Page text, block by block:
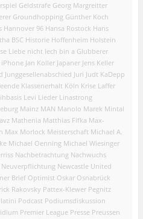
Geldstrafe Georg Margreitter
Groundhopping Günther Koch
Hannover 96 Hansa Rostock Hans
BSC Historie Hoffenheim Holstein
Liebe nicht Iech bin a Glubberer
iPhone Jan Koller Japaner Jens Keller
Junggesellenabschied Juri Judt KaDepp
Klassenerhalt Köln Krise Laffer
Levi Lieder Linastrong
Mainz MAN Manolo Marek Mintal
Mathenia Matthias Fifka Max-
Max Morlock Meisterschaft Michael A.
Michael Oenning Michael Wiesinger
Nachbetrachtung Nachwuchs
Neuverpflichtung Newcastle United
Brief Optimist Oskar Osnabrück
Rakovsky Pattex-Klewer Pegnitz
Podcast Podiumsdiskussion
Premier League Presse Preussen